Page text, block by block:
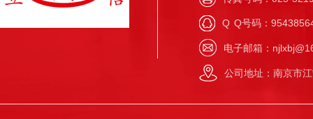
Q Q号码：
电子邮箱：
公司地址：南京市